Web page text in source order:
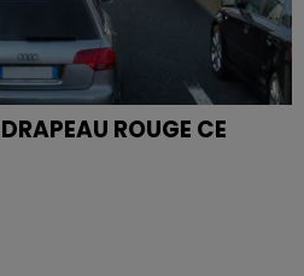
ROUGE CE